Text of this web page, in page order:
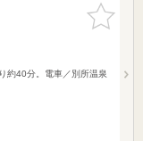
お気に入
りに追加
約40分。電車／別所温泉